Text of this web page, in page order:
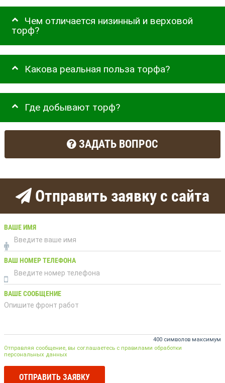
Чем отличается низинный и верховой
торф?
Какова реальная польза торфа?
Где добывают торф?
ЗАДАТЬ ВОПРОС
Отправить заявку с сайта
ВАШЕ ИМЯ
ВАШ НОМЕР ТЕЛЕФОНА
ВАШЕ СООБЩЕНИЕ
400 символов максимум
Отправляя сообщение, вы соглашаетесь с правилами обработки
персональных данных
ОТПРАВИТЬ ЗАЯВКУ